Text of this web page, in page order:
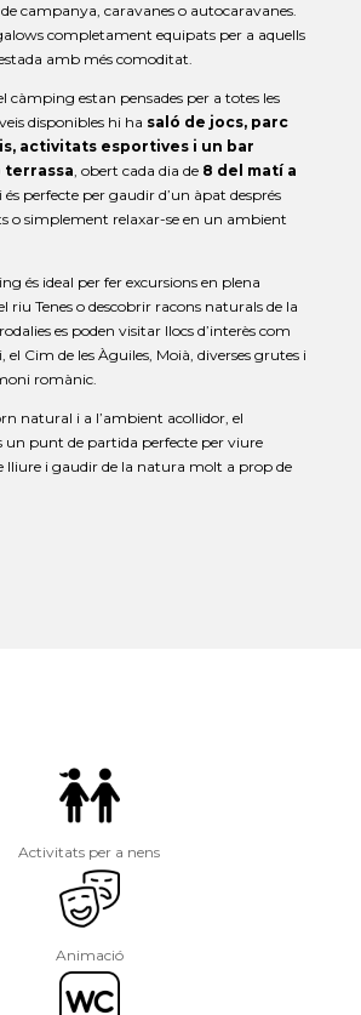
de campanya, caravanes o autocaravanes.
completament equipats per a aquells
amb més comoditat.
càmping estan pensades per a totes les
disponibles hi ha saló de jocs, parc
activitats esportives i un bar
terrassa, obert cada dia de 8 del matí a
és perfecte per gaudir d’un àpat després
o simplement relaxar-se en un ambient
és ideal per fer excursions en plena
riu Tenes o descobrir racons naturals de la
es poden visitar llocs d’interès com
el Cim de les Àguiles, Moià, diverses grutes i
romànic.
natural i a l’ambient acollidor, el
un punt de partida perfecte per viure
lliure i gaudir de la natura molt a prop de
Activitats per a nens
Animació